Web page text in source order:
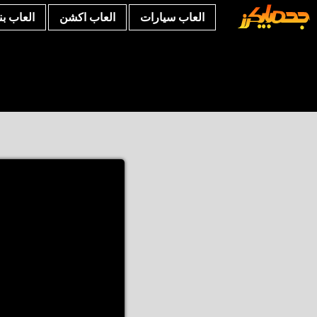
العاب سيارات العاب اكشن العاب